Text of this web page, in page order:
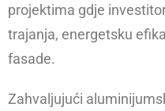
projektima gdje
trajanja, energetsku
fasade.
Zahvaljujući